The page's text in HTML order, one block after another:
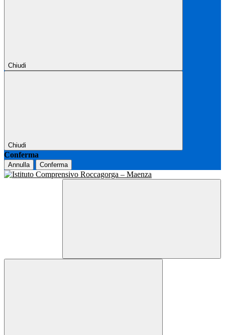
Chiudi
Chiudi
Conferma
Annulla Conferma